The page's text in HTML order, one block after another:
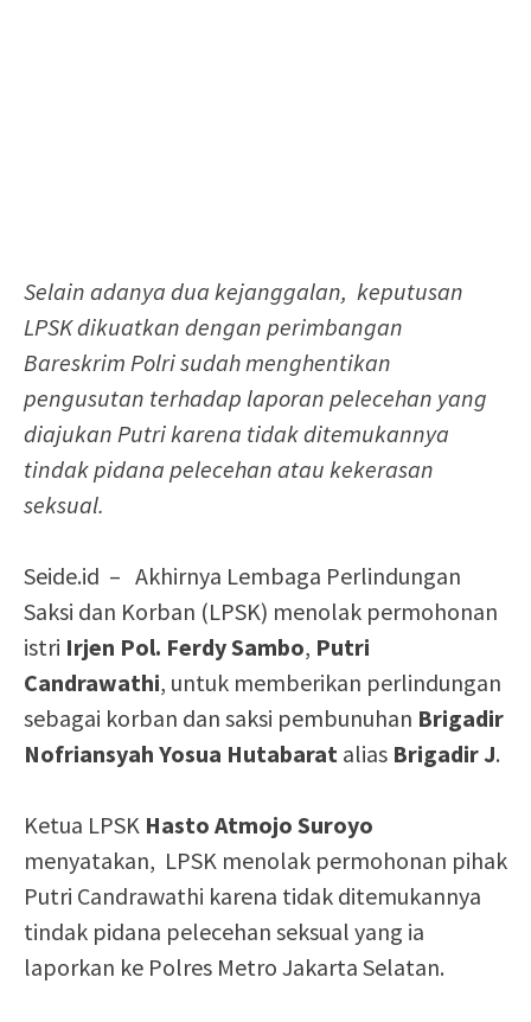
Selain adanya dua kejanggalan, keputusan
LPSK dikuatkan dengan perimbangan
Bareskrim Polri sudah menghentikan
pengusutan terhadap laporan pelecehan yang
diajukan Putri karena tidak ditemukannya
tindak pidana pelecehan atau kekerasan
seksual.
Seide.id – Akhirnya Lembaga Perlindungan
Saksi dan Korban (LPSK) menolak permohonan
istri Irjen Pol. Ferdy Sambo, Putri
Candrawathi, untuk memberikan perlindungan
sebagai korban dan saksi pembunuhan Brigadir
Nofriansyah Yosua Hutabarat alias Brigadir J.
Ketua LPSK Hasto Atmojo Suroyo
menyatakan, LPSK menolak permohonan pihak
Putri Candrawathi karena tidak ditemukannya
tindak pidana pelecehan seksual yang ia
laporkan ke Polres Metro Jakarta Selatan.